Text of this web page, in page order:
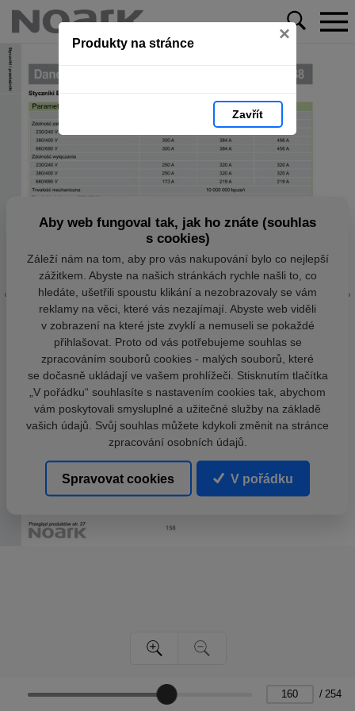
Produkty na stránce ×
Zavřít
/ 254
Aby web fungoval tak, jak ho znáte (souhlas
s cookies)
Záleží nám na tom, aby pro vás nakupování bylo co nejlepší
zážitkem. Abyste na našich stránkách rychle našli to, co
hledáte, ušetřili spoustu klikání a nezobrazovaly se vám
reklamy na věci, které vás nezajímají. Abyste web viděli
v zobrazení na které jste zvyklí a nemuseli se pokaždé
přihlašovat. Proto od vás potřebujeme souhlas se
zpracováním souborů cookies - malých souborů, které
se dočasně ukládají ve vašem prohlížeči. Stisknutím tlačítka
„V pořádku“ souhlasíte s nastavením cookies tak, abychom
vám poskytovali smysluplné a užitečné služby na základě
vašich údajů. Svůj souhlas můžete kdykoli změnit na stránce
zpracování osobních údajů.
Spravovat cookies V pořádku